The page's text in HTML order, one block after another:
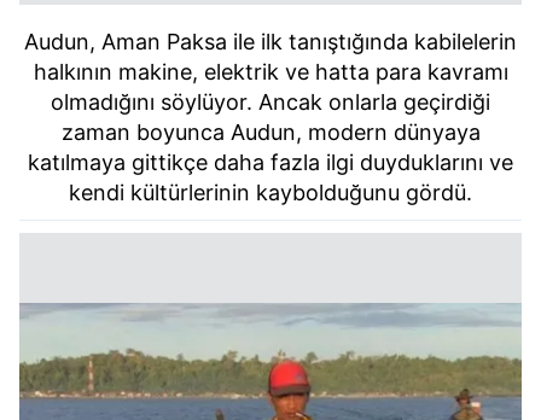
Audun, Aman Paksa ile ilk tanıştığında kabilelerin
halkının makine, elektrik ve hatta para kavramı
olmadığını söylüyor. Ancak onlarla geçirdiği
zaman boyunca Audun, modern dünyaya
katılmaya gittikçe daha fazla ilgi duyduklarını ve
kendi kültürlerinin kaybolduğunu gördü.